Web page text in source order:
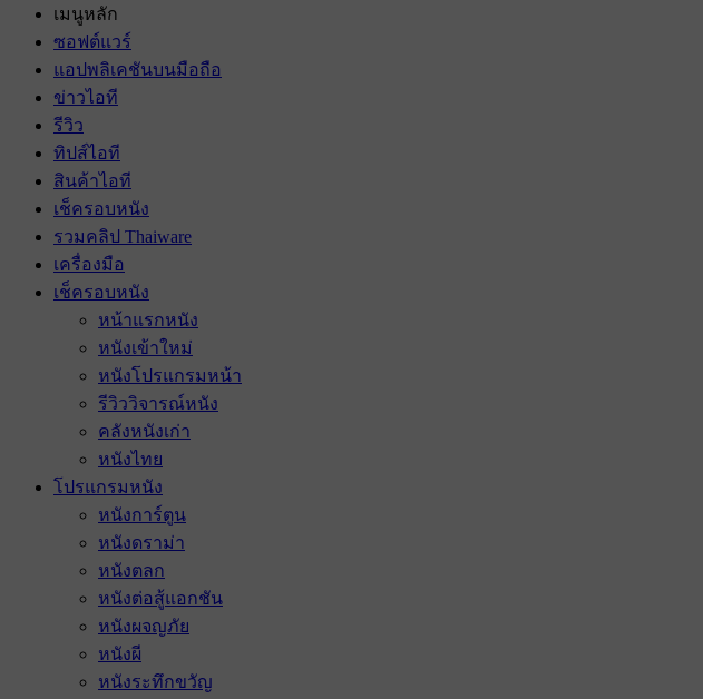
เมนูหลัก
ซอฟต์แวร์
แอปพลิเคชันบนมือถือ
ข่าวไอที
รีวิว
ทิปส์ไอที
สินค้าไอที
เช็ครอบหนัง
รวมคลิป Thaiware
เครื่องมือ
เช็ครอบหนัง
หน้าแรกหนัง
หนังเข้าใหม่
หนังโปรแกรมหน้า
รีวิววิจารณ์หนัง
คลังหนังเก่า
หนังไทย
โปรแกรมหนัง
หนังการ์ตูน
หนังดราม่า
หนังตลก
หนังต่อสู้แอกชัน
หนังผจญภัย
หนังผี
หนังระทึกขวัญ